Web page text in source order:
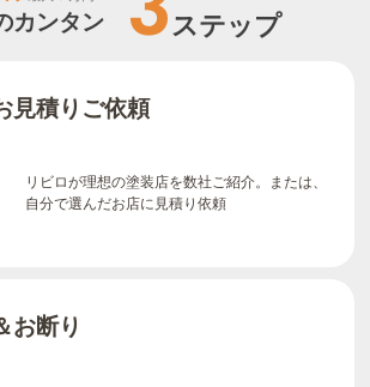
カンタン ステップ
見積りご依頼
リビロが理想の塗装店を数社ご紹介。または、
自分で選んだお店に見積り依頼
お断り